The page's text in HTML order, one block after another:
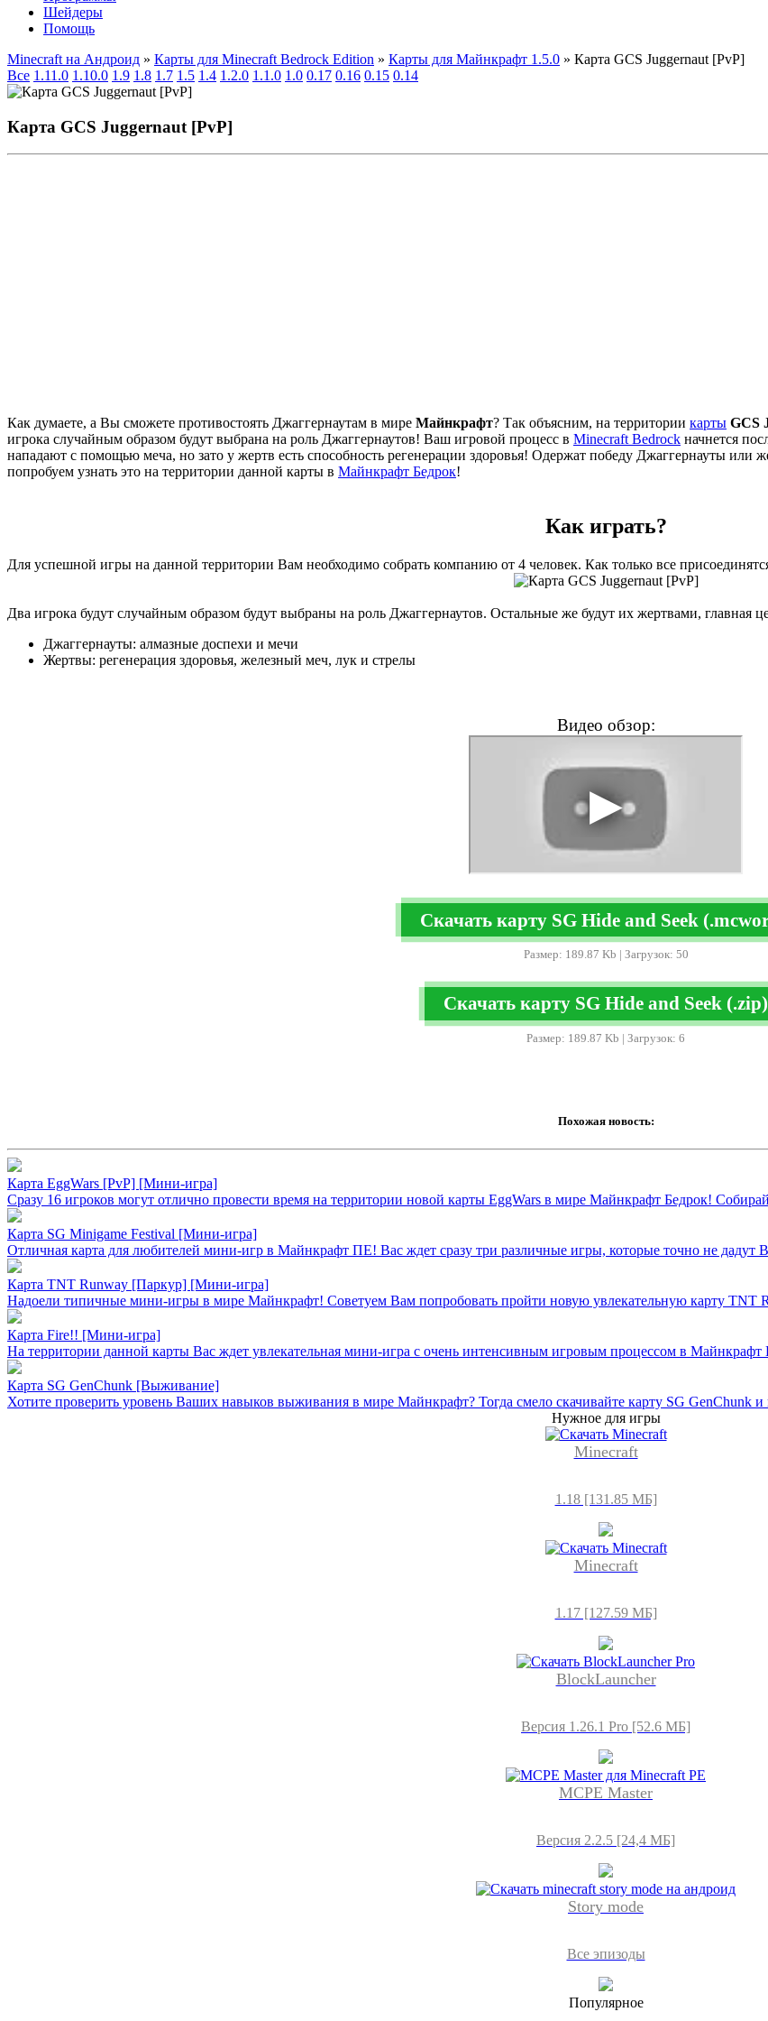
Шейдеры
Помощь
Minecraft на Андроид » Карты для Minecraft Bedrock Edition » Карты для Майнкрафт 1.5.0 » Карта GCS Juggernaut [PvP]
Все 1.11.0 1.10.0 1.9 1.8 1.7 1.5 1.4 1.2.0 1.1.0 1.0 0.17 0.16 0.15 0.14
Карта GCS Juggernaut [PvP]
Как думаете, а Вы сможете противостоять Джаггернаутам в мире Майнкрафт? Так объясним, на территории карты GCS
игрока случайным образом будут выбрана на роль Джаггернаутов! Ваш игровой процесс в Minecraft Bedrock начнется
нападают с помощью меча, но зато у жертв есть способность регенерации здоровья! Одержат победу Джаггернауты или
попробуем узнать это на территории данной карты в Майнкрафт Бедрок!
Как играть?
Для успешной игры на данной территории Вам необходимо собрать компанию от 4 человек. Как только все
Два игрока будут случайным образом будут выбраны на роль Джаггернаутов. Остальные же будут их жертвами, главная
Джаггернауты: алмазные доспехи и мечи
Жертвы: регенерация здоровья, железный меч, лук и стрелы
Видео обзор:
Скачать карту SG Hide and Seek
Размер: 189.87 Kb | Загрузок: 50
Скачать карту SG Hide and Seek (.zip)
Размер: 189.87 Kb | Загрузок: 6
Похожая новость:
Карта EggWars [PvP] [Mини-игра]
Сразу 16 игроков могут отлично провести время на территории новой карты EggWars в мире Майнкрафт Бедрок!
Карта SG Minigame Festival [Mини-игра]
Отличная карта для любителей мини-игр в Майнкрафт ПЕ! Вас ждет сразу три различные игры, которые точно не дадут
Карта TNT Runway [Паркур] [Мини-игра]
Надоели типичные мини-игры в мире Майнкрафт! Советуем Вам попробовать пройти новую увлекательную карту TNT
Карта Fire!! [Mини-игра]
На территории данной карты Вас ждет увлекательная мини-игра с очень интенсивным игровым процессом в
Карта SG GenChunk [Выживание]
Хотите проверить уровень Ваших навыков выживания в мире Майнкрафт? Тогда смело скачивайте карту SG GenChunk
Нужное для игры
Minecraft
1.18 [131.85 МБ]
Minecraft
1.17 [127.59 МБ]
BlockLauncher
Версия 1.26.1 Pro [52.6 МБ]
MCPE Master
Версия 2.2.5 [24,4 МБ]
Story mode
Все эпизоды
Популярное